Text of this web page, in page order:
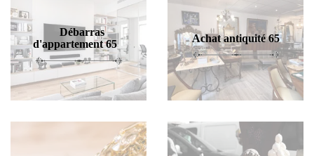
Débarras
d'appartement 65
Achat antiquité 65